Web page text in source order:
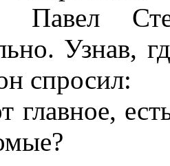
Павел
Узнав,
спросил: